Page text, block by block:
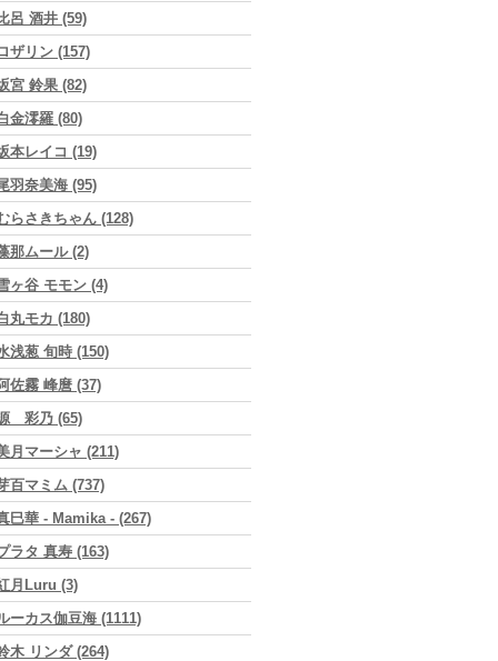
呂 酒井 (59)
ザリン (157)
宮 鈴果 (82)
金澪羅 (80)
本レイコ (19)
羽奈美海 (95)
らさきちゃん (128)
那ムール (2)
ヶ谷 モモン (4)
丸モカ (180)
浅葱 旬時 (150)
佐霧 峰麿 (37)
彩乃 (65)
月マーシャ (211)
百マミム (737)
巳華 - Mamika - (267)
ラタ 真寿 (163)
月Luru (3)
ーカス伽豆海 (1111)
木 リンダ (264)